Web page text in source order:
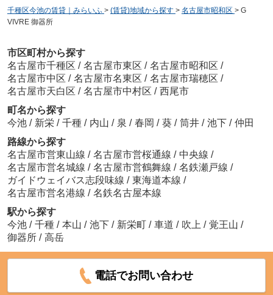
千種区今池の賃貸｜みらいふ > (賃貸)地域から探す > 名古屋市昭和区 > G
VIVRE 御器所
市区町村から探す
名古屋市千種区 / 名古屋市東区 / 名古屋市昭和区 /
名古屋市中区 / 名古屋市名東区 / 名古屋市瑞穂区 /
名古屋市天白区 / 名古屋市中村区 / 西尾市
町名から探す
今池 / 新栄 / 千種 / 内山 / 泉 / 春岡 / 葵 / 筒井 / 池下 / 仲田
路線から探す
名古屋市営東山線 / 名古屋市営桜通線 / 中央線 /
名古屋市営名城線 / 名古屋市営鶴舞線 / 名鉄瀬戸線 /
ガイドウェイバス志段味線 / 東海道本線 /
名古屋市営名港線 / 名鉄名古屋本線
駅から探す
今池 / 千種 / 本山 / 池下 / 新栄町 / 車道 / 吹上 / 覚王山 /
御器所 / 高岳
電話でお問い合わせ